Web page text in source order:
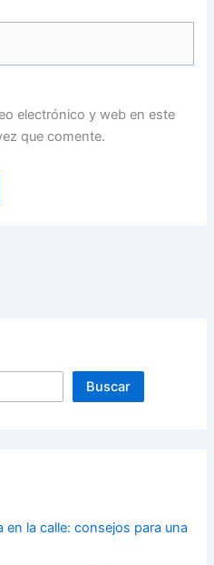
electrónico y web en este
que comente.
Buscar
la calle: consejos para una